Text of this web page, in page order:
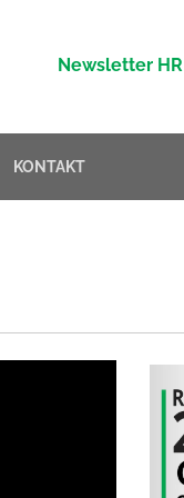
Newsletter HR
KONTAKT